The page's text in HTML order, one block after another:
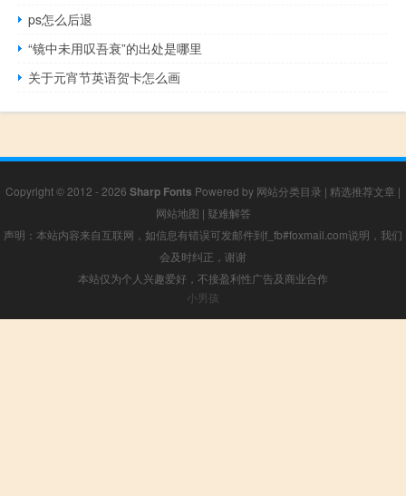
ps怎么后退
“镜中未用叹吾衰”的出处是哪里
关于元宵节英语贺卡怎么画
Copyright © 2012 - 2026 Sharp Fonts Powered by 网站分类目录 | 精选推荐文章 |
网站地图 | 疑难解答
声明：本站内容来自互联网，如信息有错误可发邮件到f_fb#foxmail.com说明，我们
会及时纠正，谢谢
本站仅为个人兴趣爱好，不接盈利性广告及商业合作
小男孩